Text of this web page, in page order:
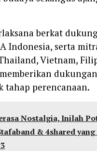
berkat
Indonesia, serta
Vietnam,
tahap perencanaan.
Nostalgia, Inilah
& 4shared